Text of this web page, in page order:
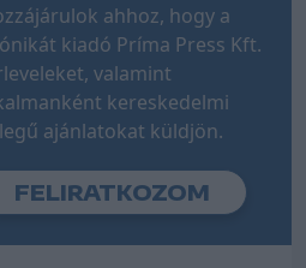
ahhoz, hogy a
kiadó Príma Press Kft.
valamint
kereskedelmi
ajánlatokat küldjön.